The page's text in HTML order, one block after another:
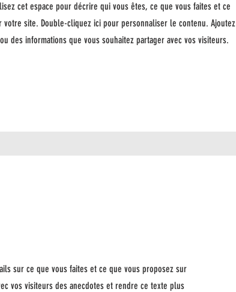
cet espace pour décrire qui vous êtes, ce que vous faites et ce
votre site. Double-cliquez ici pour personnaliser le contenu. Ajoutez
des informations que vous souhaitez partager avec vos visiteurs.
sur ce que vous faites et ce que vous proposez sur
vos visiteurs des anecdotes et rendre ce texte plus